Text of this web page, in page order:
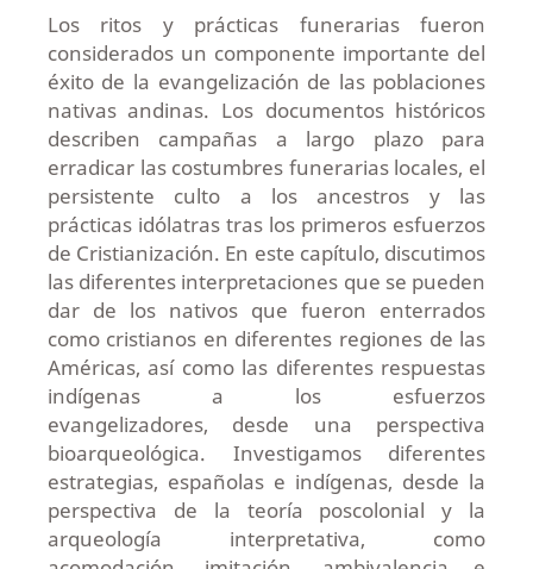
Los ritos y prácticas funerarias fueron
considerados un componente importante del
éxito de la evangelización de las poblaciones
nativas andinas. Los documentos históricos
describen campañas a largo plazo para
erradicar las costumbres funerarias locales, el
persistente culto a los ancestros y las
prácticas idólatras tras los primeros esfuerzos
de Cristianización. En este capítulo, discutimos
las diferentes interpretaciones que se pueden
dar de los nativos que fueron enterrados
como cristianos en diferentes regiones de las
Américas, así como las diferentes respuestas
indígenas a los esfuerzos
evangelizadores, desde una perspectiva
bioarqueológica. Investigamos diferentes
estrategias, españolas e indígenas, desde la
perspectiva de la teoría poscolonial y la
arqueología interpretativa, como